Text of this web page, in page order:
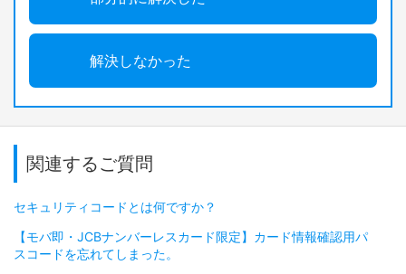
解決しなかった
関連するご質問
セキュリティコードとは何ですか？
【モバ即・JCBナンバーレスカード限定】カード情報確認用パ
スコードを忘れてしまった。